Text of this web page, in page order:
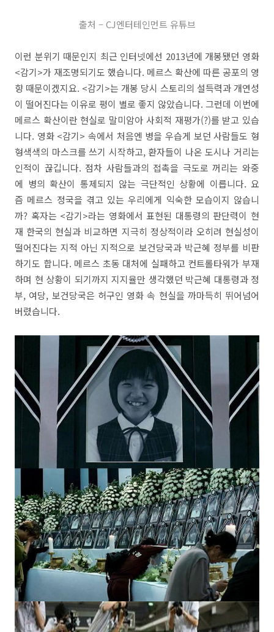
출처 – CJ엔터테인먼트 유튜브
이런 분위기 때문인지 최근 인터넷에선 2013년에 개봉됐던 영화
<감기>가 재조명되기도 했습니다. 메르스 확산에 따른 공포의 영
향 때문이겠지요. <감기>는 개봉 당시 스토리의 설득력과 개연성
이 떨어진다는 이유로 평이 별로 좋지 않았습니다. 그런데 이번에
메르스 확산이란 현실로 말미암아 사회적 재평가(?)를 받고 있습
니다. 영화 <감기> 속에서 처음엔 병을 우습게 보던 사람들도 형
형색색의 마스크를 쓰기 시작하고, 환자들이 나온 도시나 거리는
인적이 끊깁니다. 점차 사람들과의 접촉을 극도로 꺼리는 와중
에 병의 확산이 통제되지 않는 극단적인 상황에 이릅니다. 요
즘 메르스 정국을 겪고 있는 우리에게 익숙한 모습이지 않습니
까? 혹자는 <감기>라는 영화에서 표현된 대통령의 판단력이 현
재 한국의 현실과 비교하면 지극히 정상적이라 오히려 현실성이
떨어진다는 지적 아닌 지적으로 보건당국과 박근혜 정부를 비판
하기도 합니다. 메르스 초동 대처에 실패하고 컨트롤타워가 부재
하며 현 상황이 되기까지 지지율만 생각했던 박근혜 대통령과 정
부, 여당, 보건당국은 허구인 영화 속 현실을 까마득히 뛰어넘어
버렸습니다.